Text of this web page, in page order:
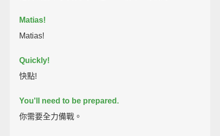
Matias!
Matias!
Quickly!
快點!
You'll need to be prepared.
你需要全力備戰。